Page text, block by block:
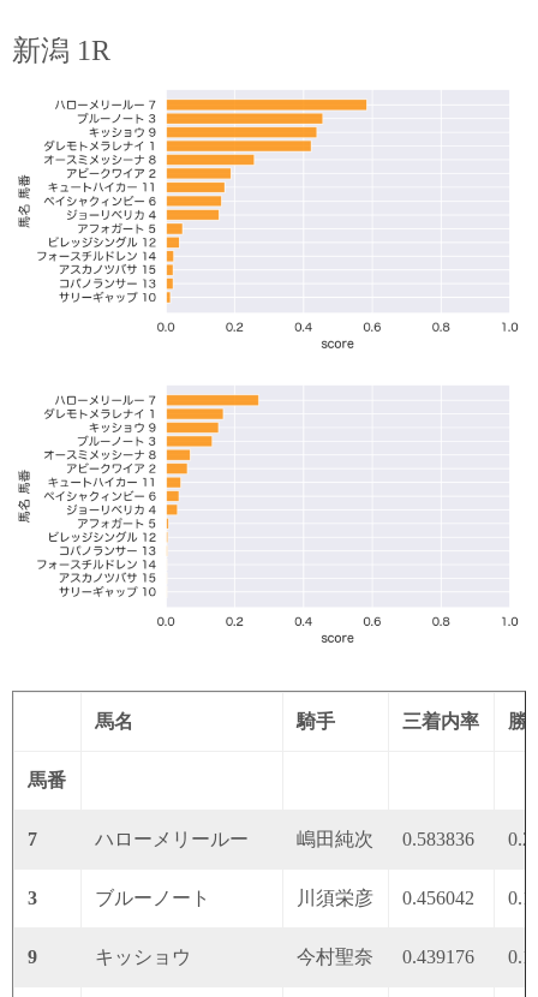
新潟 1R
馬名 騎手 三着内率 勝
馬番
7 ハローメリールー 嶋田純次 0.583836
3 ブルーノート 川須栄彦 0.456042
9 キッショウ 今村聖奈 0.439176